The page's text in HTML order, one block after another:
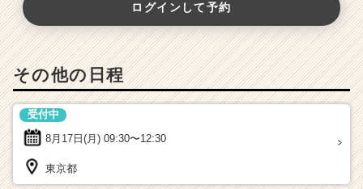
ログインして予約
その他の日程
8月17日(月) 09:30〜12:30
受付中
東京都